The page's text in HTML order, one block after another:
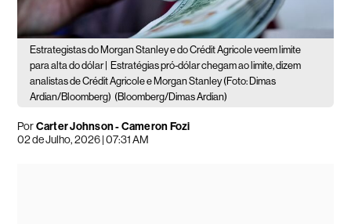
Estrategistas do Morgan Stanley e do Crédit Agricole veem limite
para alta do dólar |
Estratégias pró-dólar chegam ao limite, dizem
analistas de Crédit Agricole e Morgan Stanley (Foto: Dimas
Ardian/Bloomberg) (Bloomberg/Dimas Ardian)
PorCarter Johnson - Cameron Fozi
02 de Julho, 2026 | 07:31 AM